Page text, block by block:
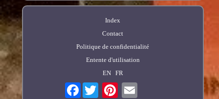
Index
Contact
Politique de confidentialité
Entente d'utilisation
EN
FR
Facebook